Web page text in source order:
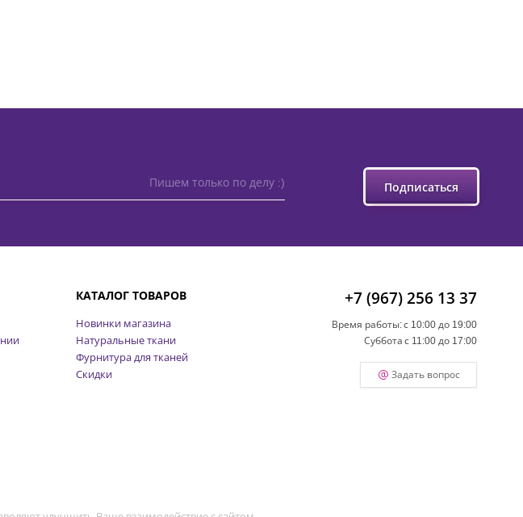
Пишем только по делу :) Подписаться
КАТАЛОГ ТОВАРОВ
Новинки магазина
Натуральные ткани
Фурнитура для тканей
Скидки
+7 (967) 256 13 37
Время работы:с 10:00 до 19:00
Субботас 11:00 до 17:00
Задать вопрос